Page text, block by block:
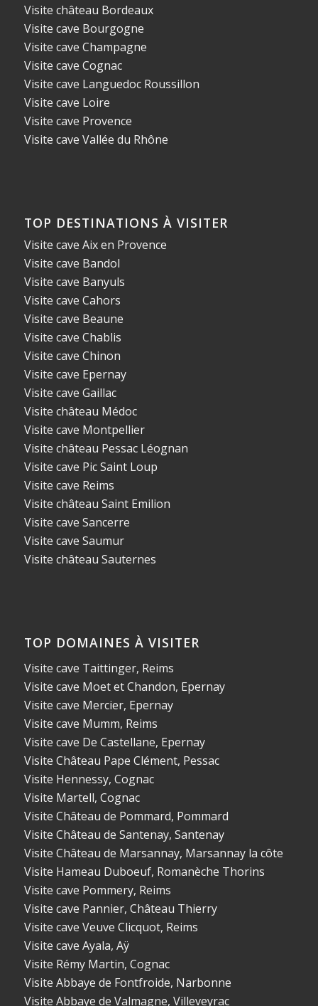
Visite château Bordeaux
Visite cave Bourgogne
Visite cave Champagne
Visite cave Cognac
Visite cave Languedoc Roussillon
Visite cave Loire
Visite cave Provence
Visite cave Vallée du Rhône
TOP DESTINATIONS À VISITER
Visite cave Aix en Provence
Visite cave Bandol
Visite cave Banyuls
Visite cave Cahors
Visite cave Beaune
Visite cave Chablis
Visite cave Chinon
Visite cave Epernay
Visite cave Gaillac
Visite château Médoc
Visite cave Montpellier
Visite château Pessac Léognan
Visite cave Pic Saint Loup
Visite cave Reims
Visite château Saint Emilion
Visite cave Sancerre
Visite cave Saumur
Visite château Sauternes
TOP DOMAINES À VISITER
Visite cave Taittinger, Reims
Visite cave Moet et Chandon, Epernay
Visite cave Mercier, Epernay
Visite cave Mumm, Reims
Visite cave De Castellane, Epernay
Visite Château Pape Clément, Pessac
Visite Hennessy, Cognac
Visite Martell, Cognac
Visite Château de Pommard, Pommard
Visite Château de Santenay, Santenay
Visite Château de Marsannay, Marsannay la côte
Visite Hameau Duboeuf, Romanèche Thorins
Visite cave Pommery, Reims
Visite cave Pannier, Château Thierry
Visite cave Veuve Clicquot, Reims
Visite cave Ayala, Aÿ
Visite Rémy Martin, Cognac
Visite Abbaye de Fontfroide, Narbonne
Visite Abbaye de Valmagne, Villeveyrac